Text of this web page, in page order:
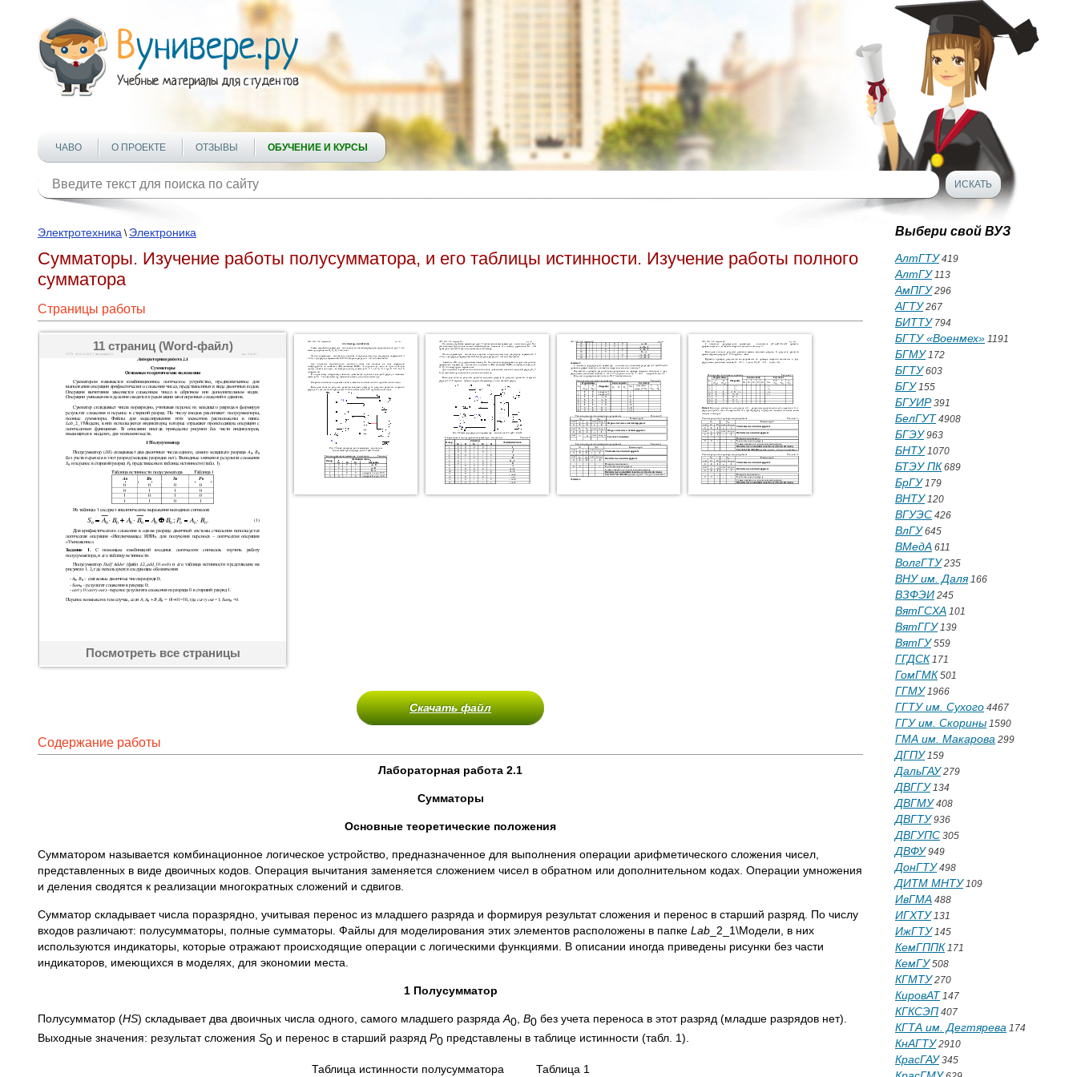
ЧАВО О ПРОЕКТЕ ОТЗЫВЫ ОБУЧЕНИЕ И КУРСЫ
Электротехника \ Электроника
Сумматоры. Изучение работы полусумматора, и его таблицы истинности. Изучение работы полного
сумматора
Страницы работы
11 страниц (Word-файл)
Посмотреть все страницы
Скачать файл
Содержание работы
Лабораторная работа 2.1
Сумматоры
Основные теоретические положения
Сумматором называется комбинационное логическое устройство, предназначенное для выполнения операции арифметического сложения чисел,
представленных в виде двоичных кодов. Операция вычитания заменяется сложением чисел в обратном или дополнительном кодах. Операции умножения
и деления сводятся к реализации многократных сложений и сдвигов.
Сумматор складывает числа поразрядно, учитывая перенос из младшего разряда и формируя результат сложения и перенос в старший разряд. По числу
входов различают: полусумматоры, полные сумматоры. Файлы для моделирования этих элементов расположены в папке Lab _2_1\Модели, в них
используются индикаторы, которые отражают происходящие операции с логическими функциями. В описании иногда приведены рисунки без части
индикаторов, имеющихся в моделях, для экономии места.
1 Полусумматор
Полусумматор (HS) складывает два двоичных числа одного, самого младшего разряда A0 B0 без учета переноса в этот разряд (младше разрядов нет).
Выходные значения: результат сложения S0 и перенос в старший разряд P0 представлены в таблице истинности (табл. 1).
Таблица истинности полусумматора Таблица 1
Выбери свой ВУЗ
АлтГТУ419
АлтГУ113
АмПГУ296
АГТУ267
БИТТУ794
БГТУ «Военмех» 1191
БГМУ172
БГТУ603
БГУ155
БГУИР391
БелГУТ 4908
БГЭУ963
БНТУ1070
БТЭУ ПК 689
БрГУ179
ВНТУ120
ВГУЭС 426
ВлГУ645
ВМедА 611
ВолгГТУ235
ВНУ им. Даля166
ВЗФЭИ 245
ВятГСХА 101
ВятГГУ139
ВятГУ559
ГГДСК 171
ГомГМК 501
ГГМУ1966
ГГТУ им. Сухого 4467
ГГУ им. Скорины 1590
ГМА им. Макарова 299
ДГПУ159
ДальГАУ279
ДВГГУ134
ДВГМУ408
ДВГТУ936
ДВГУПС 305
ДВФУ949
ДонГТУ498
ДИТМ МНТУ109
ИвГМА 488
ИГХТУ131
ИжГТУ145
КемГППК 171
КемГУ508
КГМТУ270
КировАТ 147
КГКСЭП 407
КГТА им. Дегтярева 174
КнАГТУ2910
КрасГАУ345